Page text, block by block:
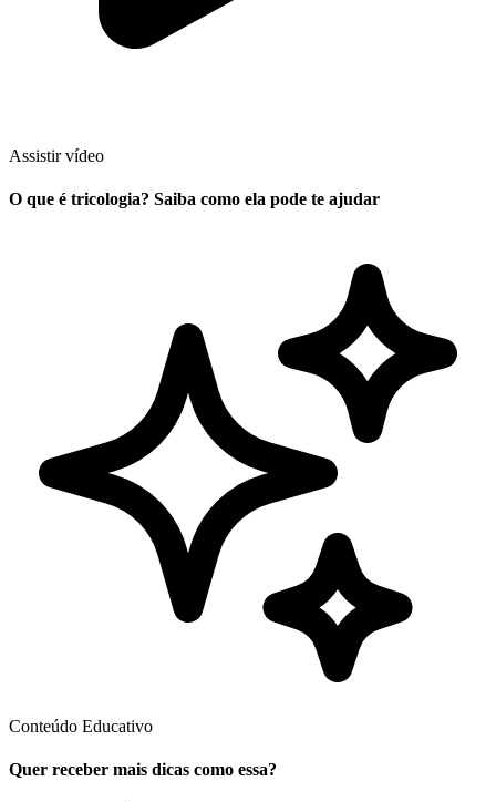
Assistir vídeo
O que é tricologia? Saiba como ela pode te ajudar
Conteúdo Educativo
Quer receber mais dicas como essa?